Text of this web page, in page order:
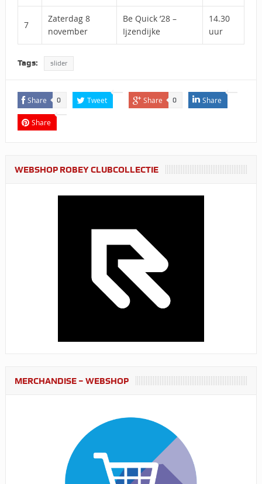
7
Zaterdag 8
november
Be Quick ’28 –
Ijzendijke
14.30
uur
Tags: slider
Share 0 Tweet Share 0 Share
Share
WEBSHOP ROBEY CLUBCOLLECTIE
MERCHANDISE – WEBSHOP